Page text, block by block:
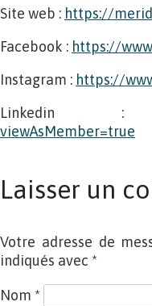
Site web : https://
Facebook : https://
Instagram : https://
viewAsMember=true
Laisser un
Votre adresse de
indiqués avec *
Nom *